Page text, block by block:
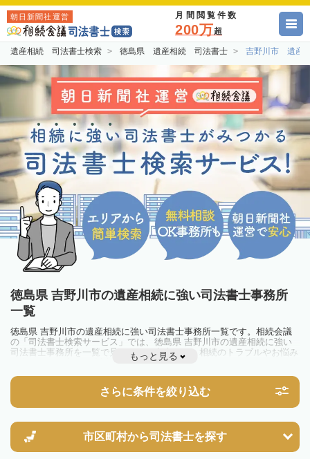
朝日新聞社運営 月間閲覧件数
200万超
遺産相続 司法書士検索 徳島県 遺産相続 司法書士 吉野川市 遺産
徳島県 吉野川市の遺産相続に強い司法書士事務所
一覧
徳島県 吉野川市の遺産相続に強い司法書士事務所一覧です。相続会議
の「司法書士検索サービス」では、徳島県 吉野川市の遺産相続に強い
司法書士事務所を一覧で見ることが出来ます。相続のトラブルやお悩み
を抱えている方は一度近隣の司法書士に相談してみましょう。
もっと見る
さらに条件を絞り込む
市区町村から司法書士を探す